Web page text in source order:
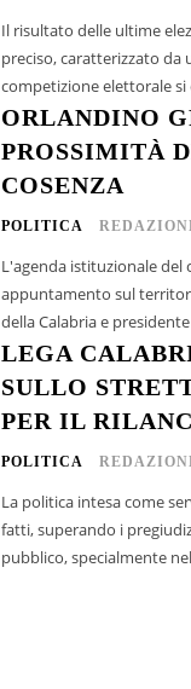
Il risultato delle ultime
preciso, caratterizzato
competizione elettorale si
ORLANDINO
PROSSIMITÀ
COSENZA
POLITICA
L'agenda istituzionale del
appuntamento sul
della Calabria e
LEGA
SULLO
PER IL
POLITICA
La politica intesa come
fatti, superando i
pubblico, specialmente